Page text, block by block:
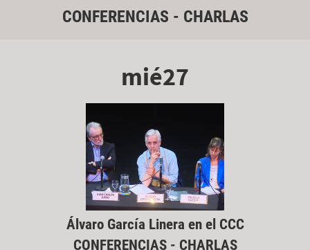
CONFERENCIAS - CHARLAS
mié27
Álvaro García Linera en el CCC
CONFERENCIAS - CHARLAS